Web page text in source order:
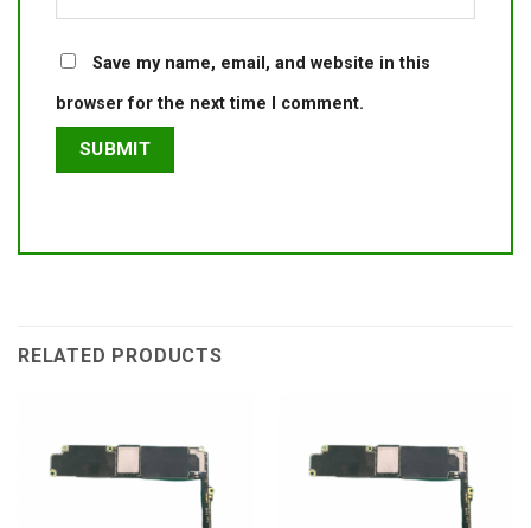
Save my name, email, and website in this
browser for the next time I comment.
RELATED PRODUCTS